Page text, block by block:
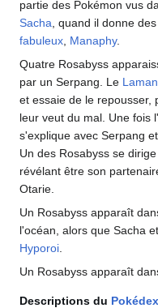
partie des Pokémon vus
Sacha , quand il donne
fabuleux Manaphy.
Quatre Rosabyss
par un Serpang. Le
et essaie de le repousser,
leur veut du mal. Une fois
s'explique avec Serpang
Un des Rosabyss se
révélant être son
Otarie.
Un Rosabyss apparaît
l'océan, alors que Sacha
Hyporoi
Un Rosabyss apparaît
Descriptions du Pokédex